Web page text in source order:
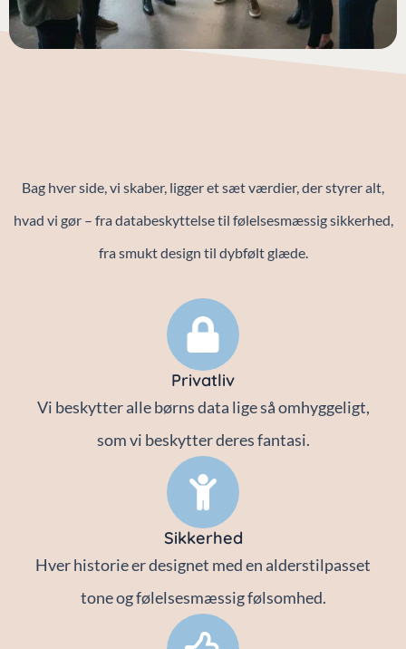
Bag hver side, vi skaber, ligger et sæt værdier, der styrer alt,
hvad vi gør – fra databeskyttelse til følelsesmæssig sikkerhed,
fra smukt design til dybfølt glæde.
Privatliv
Vi beskytter alle børns data lige så omhyggeligt,
som vi beskytter deres fantasi.
Sikkerhed
Hver historie er designet med en alderstilpasset
tone og følelsesmæssig følsomhed.